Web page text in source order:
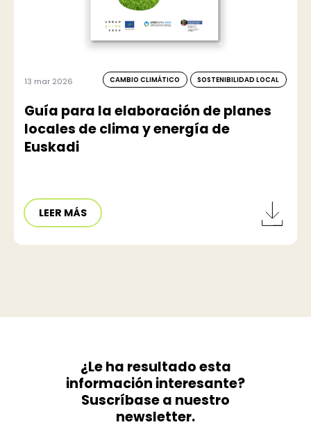
13 mar 2026 CAMBIO CLIMÁTICO SOSTENIBILIDAD LOCAL
Guía para la elaboración de planes
locales de clima y energía de
Euskadi
LEER MÁS
¿Le ha resultado esta
información interesante?
Suscríbase a nuestro
newsletter.